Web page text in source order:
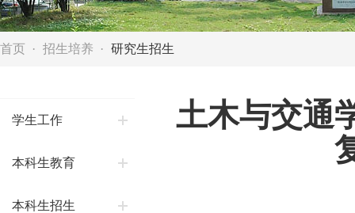
首页 招生培养 研究生招生
学生工作
本科生教育
本科生招生
土木与交通